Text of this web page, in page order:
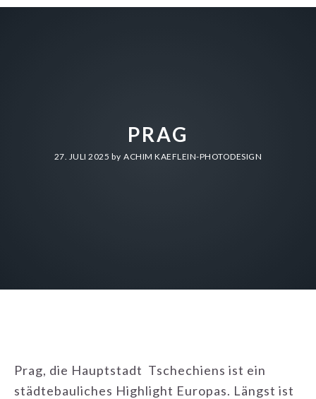
PRAG
27. JULI 2025 byACHIM KAEFLEIN-PHOTODESIGN
Prag, die Hauptstadt Tschechiens ist ein
städtebauliches Highlight Europas. Längst ist